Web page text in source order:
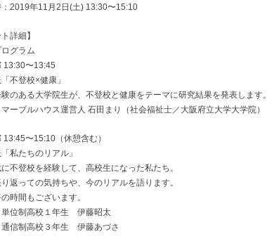
：2019年11月2日(土) 13:30〜15:10
詳細】
グラム
〜13:45
不登校×健康」
のある大学院生が、不登校と健康をテーマに研究結果を発表します。
ーブルハウス運営人 石田まり（社会福祉士／大阪府立大学大学院）
〜15:10（休憩含む）
私たちのリアル」
不登校を経験して、高校生になった私たち。
返っての気持ちや、今のリアルを語ります。
時間もございます。
単位制高校１年生 伊藤昭太
高校３年生 伊藤あづさ